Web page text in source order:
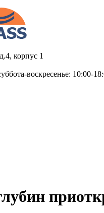
корпус 1
воскресенье: 10:00-